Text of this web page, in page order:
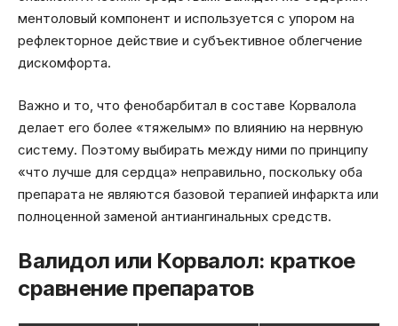
ментоловый компонент и используется с упором на
рефлекторное действие и субъективное облегчение
дискомфорта.
Важно и то, что фенобарбитал в составе Корвалола
делает его более «тяжелым» по влиянию на нервную
систему. Поэтому выбирать между ними по принципу
«что лучше для сердца» неправильно, поскольку оба
препарата не являются базовой терапией инфаркта или
полноценной заменой антиангинальных средств.
Валидол или Корвалол: краткое
сравнение препаратов